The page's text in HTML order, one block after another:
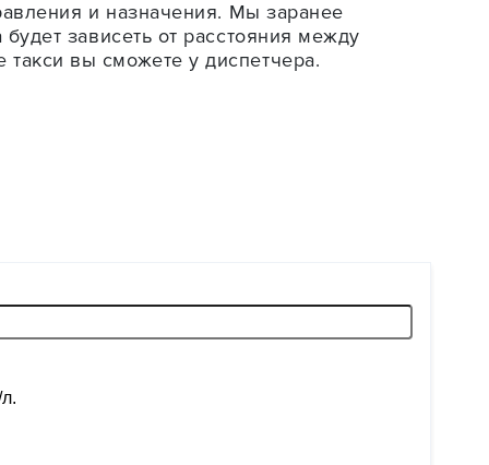
и назначения. Мы заранее
зависеть от расстояния между
вы сможете у диспетчера.